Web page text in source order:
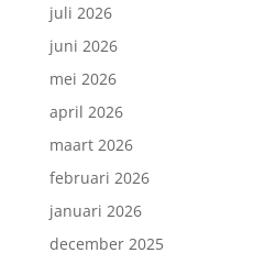
juli 2026
juni 2026
mei 2026
april 2026
maart 2026
februari 2026
januari 2026
december 2025